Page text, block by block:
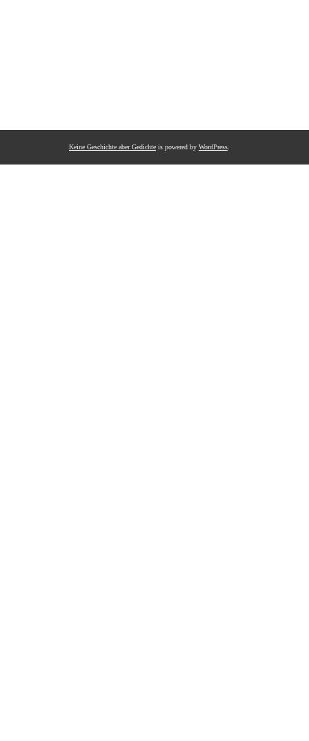
Keine Geschichte aber Gedichte is powered by WordPress